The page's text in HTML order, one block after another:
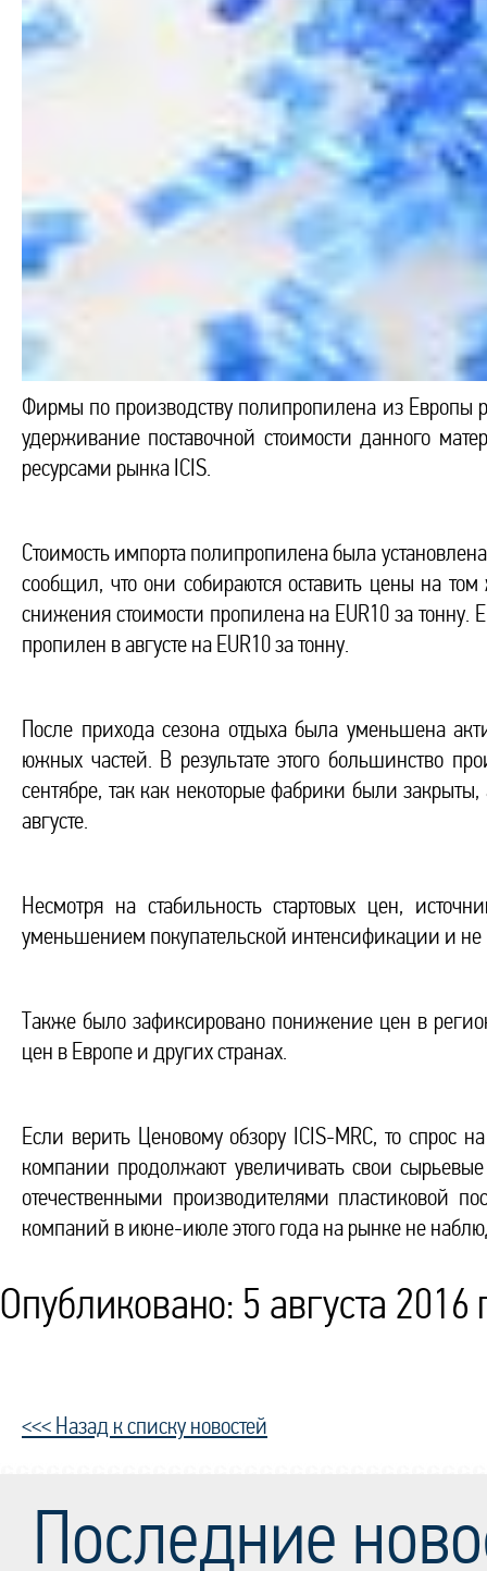
Фирмы по производству полипропилена из Европы
удерживание поставочной стоимости данного
ресурсами рынка ICIS.
Стоимость импорта полипропилена была
сообщил, что они собираются оставить цены на
снижения стоимости пропилена на EUR10 за
пропилен в августе на EUR10 за тонну.
После прихода сезона отдыха была уменьшена
южных частей. В результате этого большинство
сентябре, так как некоторые фабрики были
августе.
Несмотря на стабильность стартовых цен,
уменьшением покупательской интенсификации и
Также было зафиксировано понижение цен в
цен в Европе и других странах.
Если верить Ценовому обзору ICIS-MRC, то спрос
компании продолжают увеличивать свои сырьевые
отечественными производителями пластиковой
компаний в июне-июле этого года на рынке не
Опубликовано: 5 августа 2016
<<< Назад к списку новостей
Последние